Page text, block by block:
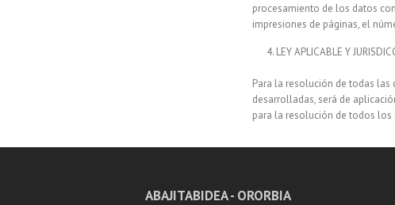
procesamiento de los datos
impresiones de páginas, el
LEY APLICABLE Y
Para la resolución de todas
desarrolladas, será de
para la resolución de todos los
ABAJITABIDEA - ORORBIA